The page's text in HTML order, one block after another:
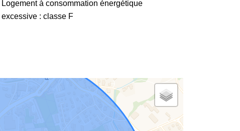
Logement à consommation énergétique
excessive : classe F